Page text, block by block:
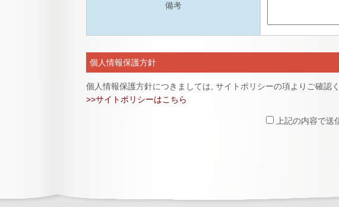
備考
個人情報保護方針
個人情報保護方針につきましては, サイトポリシーの項よりご確認く
>>サイトポリシーはこちら
上記の内容で